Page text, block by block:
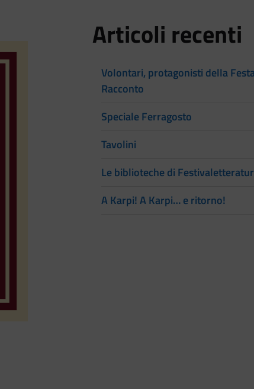
Articoli recenti
Volontari, protagonisti della
Racconto
Speciale Ferragosto
Tavolini
Le biblioteche di
A Karpi! A Karpi… e ritorno!